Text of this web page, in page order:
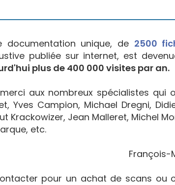
documentation unique, de 2500
publiée sur internet, est
plus de 400 000 visites par an.
aux nombreux spécialistes qui
Yves Campion, Michael Dregni,
Krackowizer, Jean Malleret, Michel
etc.
François-
pour un achat de scans ou